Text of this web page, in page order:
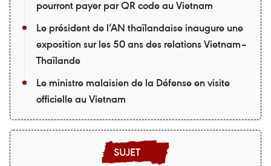
pourront payer par QR code au Vietnam
Le président de l’AN thaïlandaise inaugure une
exposition sur les 50 ans des relations Vietnam–
Thaïlande
Le ministre malaisien de la Défense en visite
officielle au Vietnam